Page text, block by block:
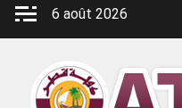
Aller
6 août 2026